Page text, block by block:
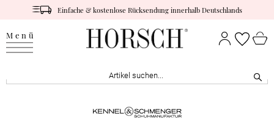
Einfache & kostenlose Rücksendung innerhalb Deutschlands
Menü